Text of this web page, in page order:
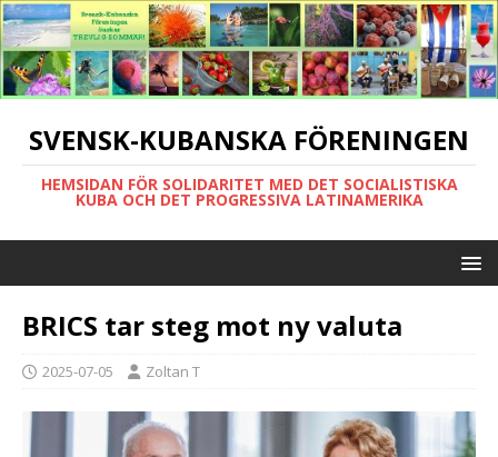
SVENSK-KUBANSKA FÖRENINGEN
HEMSIDAN FÖR SOLIDARITET MED DET SOCIALISTISKA
KUBA OCH DET PROGRESSIVA LATINAMERIKA
BRICS tar steg mot ny valuta
2025-07-05 Zoltan T